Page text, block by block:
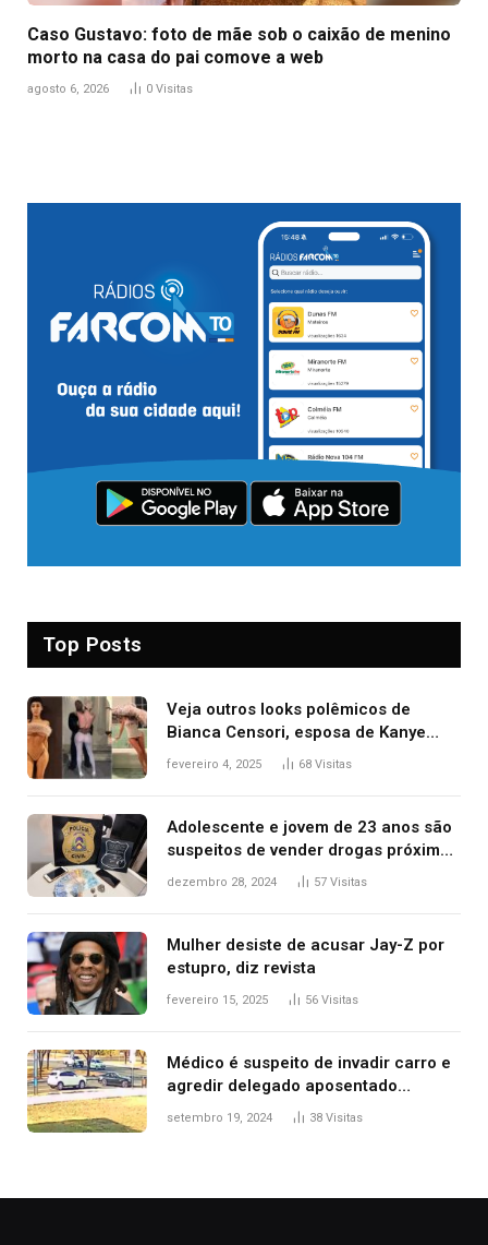
Caso Gustavo: foto de mãe sob o caixão de menino
morto na casa do pai comove a web
agosto 6, 2026 0 Visitas
Top Posts
Veja outros looks polêmicos de
Bianca Censori, esposa de Kanye
West que apareceu nua no Grammy
fevereiro 4, 2025 68 Visitas
Adolescente e jovem de 23 anos são
suspeitos de vender drogas próximo
de delegacia e escola, diz polícia
dezembro 28, 2024 57 Visitas
Mulher desiste de acusar Jay-Z por
estupro, diz revista
fevereiro 15, 2025 56 Visitas
Médico é suspeito de invadir carro e
agredir delegado aposentado
durante confusão no trânsito
setembro 19, 2024 38 Visitas